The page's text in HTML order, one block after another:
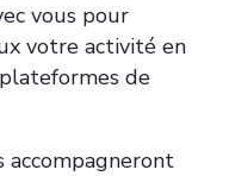
vous pour
votre activité en
de
accompagneront